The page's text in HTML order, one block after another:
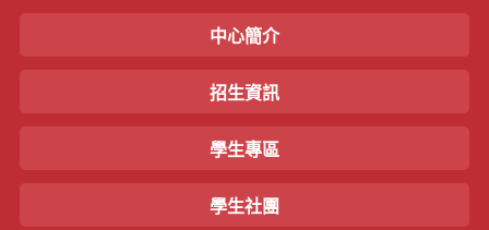
中心簡介
招生資訊
學生專區
學生社團